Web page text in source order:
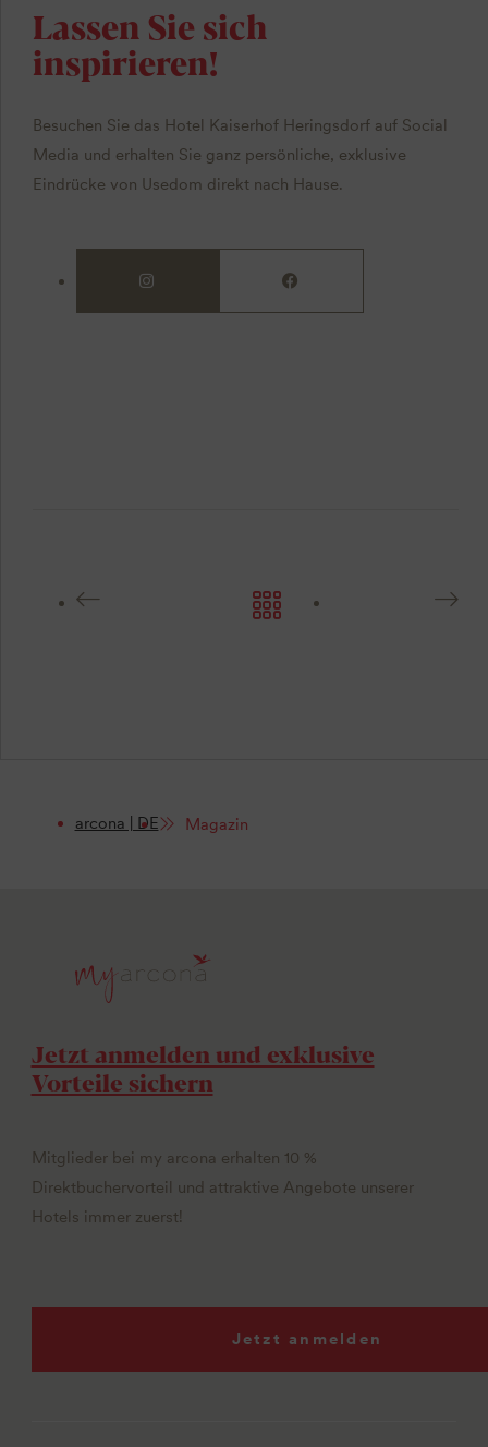
Lassen Sie sich
inspirieren!
Besuchen Sie das Hotel Kaiserhof Heringsdorf auf Social
Media und erhalten Sie ganz persönliche, exklusive
Eindrücke von Usedom direkt nach Hause.
arcona | DE Magazin
Jetzt anmelden und exklusive
Vorteile sichern
Mitglieder bei my arcona erhalten 10 %
Direktbuchervorteil und attraktive Angebote unserer
Hotels immer zuerst!
Jetzt anmelden